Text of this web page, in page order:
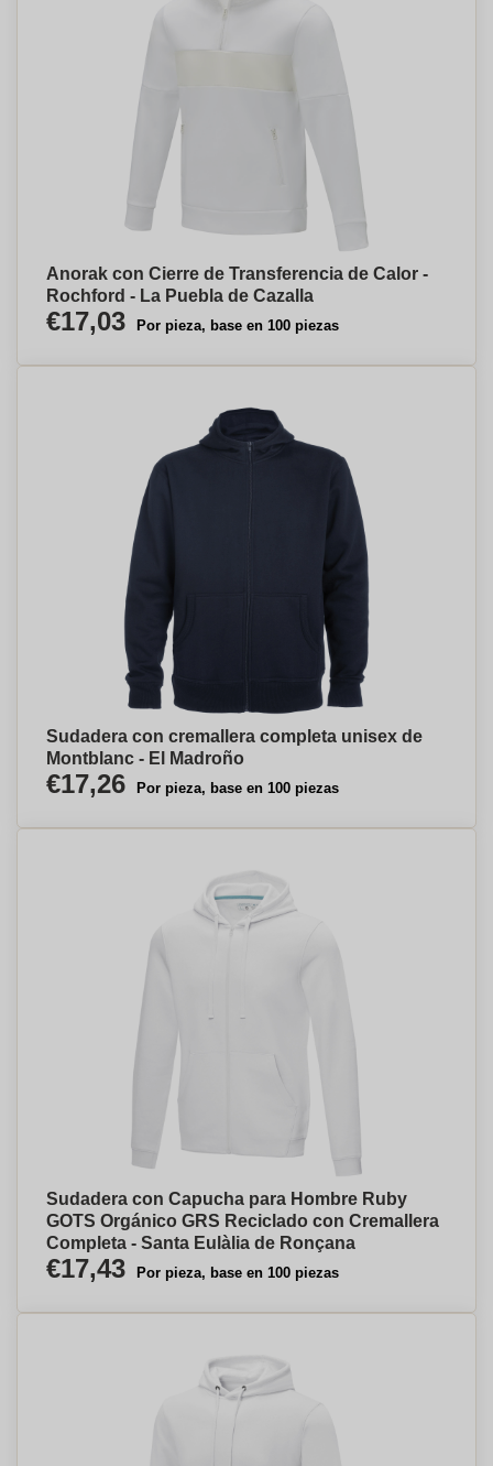
Anorak con Cierre de Transferencia de Calor -
Rochford - La Puebla de Cazalla
€17,03 Por pieza, base en 100 piezas
Sudadera con cremallera completa unisex de
Montblanc - El Madroño
€17,26 Por pieza, base en 100 piezas
Sudadera con Capucha para Hombre Ruby
GOTS Orgánico GRS Reciclado con Cremallera
Completa - Santa Eulàlia de Ronçana
€17,43 Por pieza, base en 100 piezas